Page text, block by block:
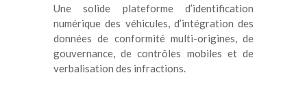
Une solide plateforme d’identification
numérique des véhicules, d’intégration des
données de conformité multi-origines, de
gouvernance, de contrôles mobiles et de
verbalisation des infractions.